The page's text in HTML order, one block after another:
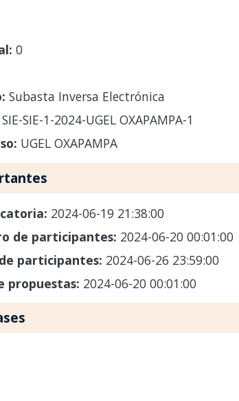
0
Subasta Inversa Electrónica
SIE-SIE-1-2024-UGEL OXAPAMPA-1
UGEL OXAPAMPA
2024-06-19 21:38:00
de participantes: 2024-06-20 00:01:00
participantes: 2024-06-26 23:59:00
propuestas: 2024-06-20 00:01:00